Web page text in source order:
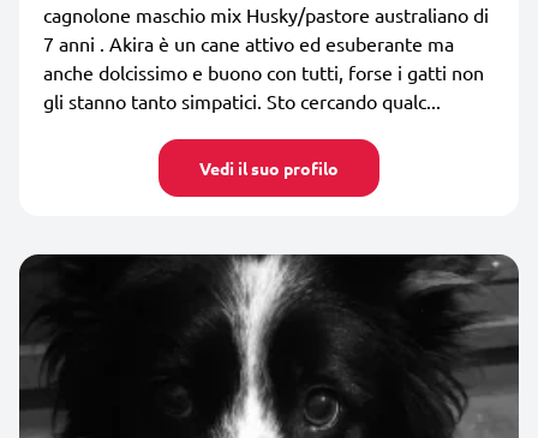
cagnolone maschio mix Husky/pastore australiano di
7 anni . Akira è un cane attivo ed esuberante ma
anche dolcissimo e buono con tutti, forse i gatti non
gli stanno tanto simpatici. Sto cercando qualc...
Vedi il suo profilo